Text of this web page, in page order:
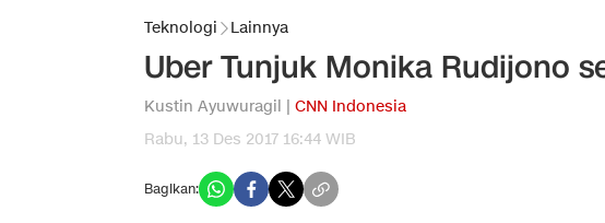
Teknologi Lainnya
Uber Tunjuk Monika Rudijono
Kustin Ayuwuragil | CNN Indonesia
Rabu, 13 Des 2017 16:44 WIB
Bagikan: